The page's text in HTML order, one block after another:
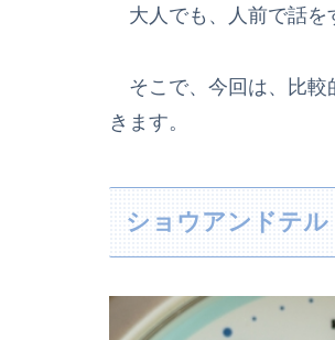
大人でも、人前で話を
そこで、今回は、比較
きます。
ショウアンドテル